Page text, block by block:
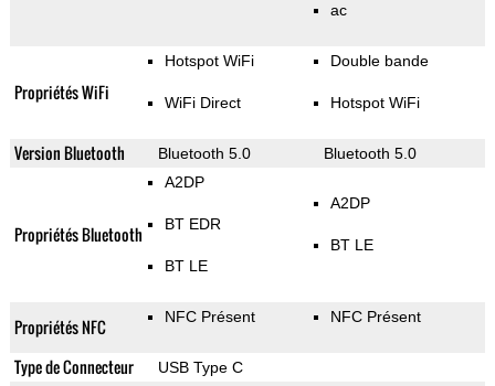
ac
Propriétés WiFi
Hotspot WiFi
WiFi Direct
Double bande
Hotspot WiFi
Version Bluetooth Bluetooth 5.0 Bluetooth 5.0
Propriétés Bluetooth
A2DP
BT EDR
BT LE
A2DP
BT LE
Propriétés NFC NFC Présent NFC Présent
Type de Connecteur USB Type C